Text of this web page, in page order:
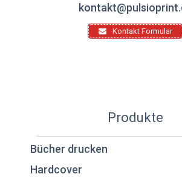
Kontakt Formular
Produkte
Bücher drucken
Hardcover